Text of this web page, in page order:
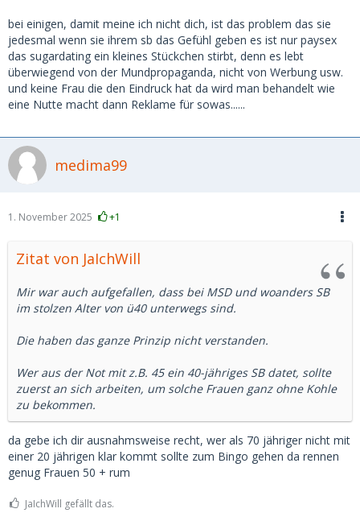
Aus vielen Gesprächen mit meinen bisherigen Babes...ich
glaube das waren bisher so an die 50 Damen - habe ich
erfahren, dass der überwiegende Teil der Daddys
vergeben/verheiratet ist. Okay. Ist nicht repräsentativ und
da ich auch verheiratet bin, haben meine Babes ggf. einen
dabei waren, weil es eben nicht gepasst hat. Es waren 5
langfristige SB Beziehungen über mehrere Monate/Jahre
dabei. Zwei davon führten bei mir zum temporären K.O.
Argumentation der Fraktion "alternative Beziehungsform"
bei einigen, damit meine ich nicht dich, ist das problem das sie
jedesmal wenn sie ihrem sb das Gefühl geben es ist nur paysex
das sugardating ein kleines Stückchen stirbt, denn es lebt
überwiegend von der Mundpropaganda, nicht von Werbung usw.
und keine Frau die den Eindruck hat da wird man behandelt wie
eine Nutte macht dann Reklame für sowas......
medima99
1. November 2025 +1
Zitat von JaIchWill
Mir war auch aufgefallen, dass bei MSD und woanders SB
im stolzen Alter von ü40 unterwegs sind.
Die haben das ganze Prinzip nicht verstanden.
Wer aus der Not mit z.B. 45 ein 40-jähriges SB datet, sollte
zuerst an sich arbeiten, um solche Frauen ganz ohne Kohle
zu bekommen.
da gebe ich dir ausnahmsweise recht, wer als 70 jähriger nicht mit
einer 20 jährigen klar kommt sollte zum Bingo gehen da rennen
genug Frauen 50 + rum
JaIchWill gefällt das.